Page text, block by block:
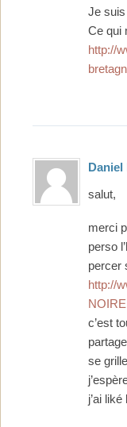
Je
Ce qui
http://
Daniel
salut,
merci
perso
percer
http://
c’est
se
j’ai